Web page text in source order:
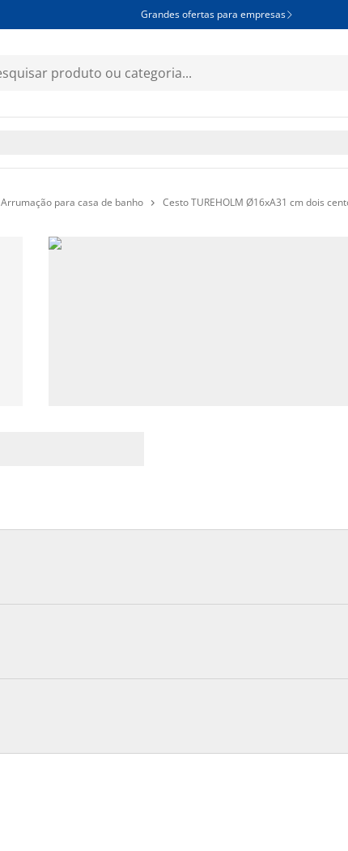
Grandes ofertas para empresas 
Arrumação para casa de banho  Cesto TUREHOLM Ø16xA31 cm dois